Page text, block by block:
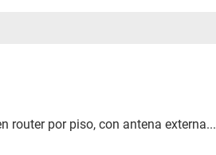
router por piso, con antena externa...